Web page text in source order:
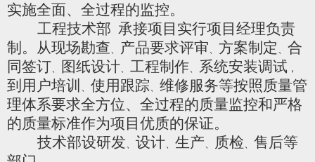
实施全面、 全过程的监控。
工程技术部 承接项目实行项目经理负责
制。
从现场勘查 产品要求评审 方案制定
合
同签订
图纸设计 工程制作 系统安装调试 ，
到用户培训 使用跟踪
维修服务等按照质量管
理体系要求全方位、全过程的质量监控和严格
的质量标准作为项目优质的保证。
技术部设研发
设计 生产 质检
售后等